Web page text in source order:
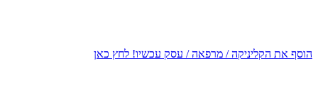
הוסף את הקליניקה / מרפאה / עסק עכשיו! לחץ כאן